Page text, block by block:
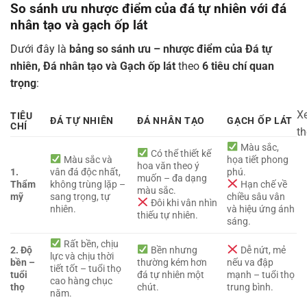
So sánh ưu nhược điểm của đá tự nhiên với đá
nhân tạo và gạch ốp lát
Dưới đây là bảng so sánh ưu – nhược điểm của Đá tự
nhiên, Đá nhân tạo và Gạch ốp lát theo 6 tiêu chí quan
trọng:
TIÊU
CHÍ
ĐÁ TỰ NHIÊN ĐÁ NHÂN TẠO GẠCH ỐP LÁT
1.
Thẩm
mỹ
Màu sắc và
vân đá độc nhất,
không trùng lặp –
sang trọng, tự
nhiên.
Có thể thiết kế
hoa văn theo ý
muốn – đa dạng
màu sắc.
Đôi khi vân nhìn
thiếu tự nhiên.
Màu sắc,
họa tiết phong
phú.
Hạn chế về
chiều sâu vân
và hiệu ứng ánh
sáng.
2. Độ
bền –
tuổi
thọ
Rất bền, chịu
lực và chịu thời
tiết tốt – tuổi thọ
cao hàng chục
năm.
Bền nhưng
thường kém hơn
đá tự nhiên một
chút.
Dễ nứt, mẻ
nếu va đập
mạnh – tuổi thọ
trung bình.